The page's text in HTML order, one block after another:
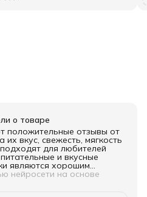
о товаре
положительные отзывы от
вкус, свежесть, мягкость
для любителей
и вкусные
являются хорошим
в чистом виде,
или в качестве подарка
нейросети на основе